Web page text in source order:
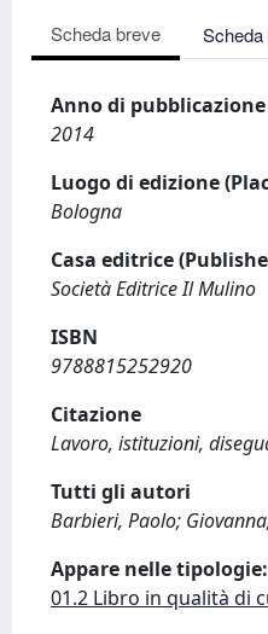
Scheda breve
Anno di
2014
Luogo di edizione
Bologna
Casa editrice
Società Editrice Il Mulino
ISBN
9788815252920
Citazione
Lavoro, istituzioni,
Tutti gli autori
Barbieri, Paolo;
Appare nelle tipologie:
01.2 Libro in qualità di